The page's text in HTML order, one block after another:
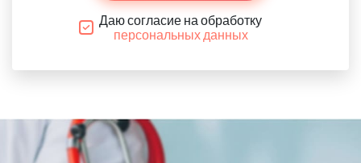
Даю согласие на обработку
персональных данных